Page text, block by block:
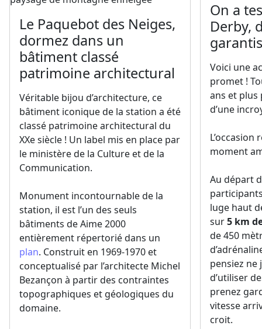
Le Paquebot des Neiges,
dormez dans un
bâtiment classé
patrimoine architectural
Véritable bijou d’architecture, ce
bâtiment iconique de la station a été
classé patrimoine architectural du
XXe siècle ! Un label mis en place par
le ministère de la Culture et de la
Communication.
Monument incontournable de la
station, il est l’un des seuls
bâtiments de Aime 2000
entièrement répertorié dans un
plan. Construit en 1969-1970 et
conceptualisé par l’architecte Michel
Bezançon à partir des contraintes
topographiques et géologiques du
domaine.
On a
Derby,
Voici une
promet !
ans et plus
d’une
moment
Au départ
luge haut
sur5 km
de 450
pensiez ne
d’utiliser
prenez
vitesse
croit.